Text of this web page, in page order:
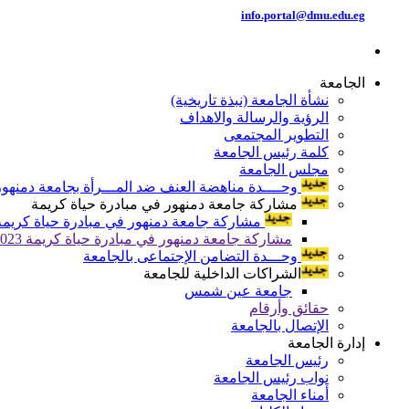
info.portal@dmu.edu.eg
الجامعة
نشأة الجامعة (نبذة تاريخية)
الرؤية والرسالة والاهداف
التطوير المجتمعى
كلمة رئيس الجامعة
مجلس الجامعة
وحــــدة مناهضة العنف ضد المـــرأة بجامعة
مشاركة جامعة دمنهور في مبادرة حياة كريمة
مشاركة جامعة دمنهور في مبادرة حياة كريمة
مشاركة جامعة دمنهور في مبادرة حياة كريمة 2023
وحـــدة التضامن الإجتماعى بالجامعة
الشراكات الداخلية للجامعة
جامعة عين شمس
حقائق وأرقام
الإتصال بالجامعة
إدارة الجامعة
رئيس الجامعة
نواب رئيس الجامعة
أمناء الجامعة